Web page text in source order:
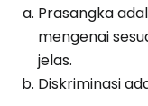
Prasangka
mengenai
jelas.
Diskriminasi